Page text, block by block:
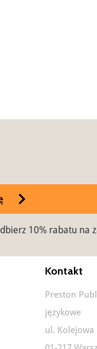
10% rabatu na
Kontakt
Preston
językowe
ul. Kolejowa